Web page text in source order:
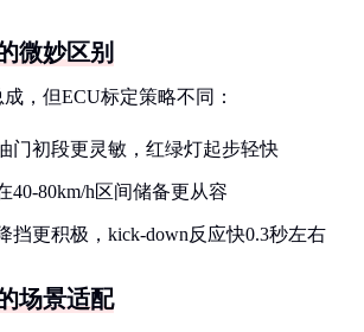
微妙区别
，但ECU标定策略不同：
门初段更灵敏，红绿灯起步轻快
40-80km/h区间储备更从容
挡更积极，kick-down反应快0.3秒左右
场景适配